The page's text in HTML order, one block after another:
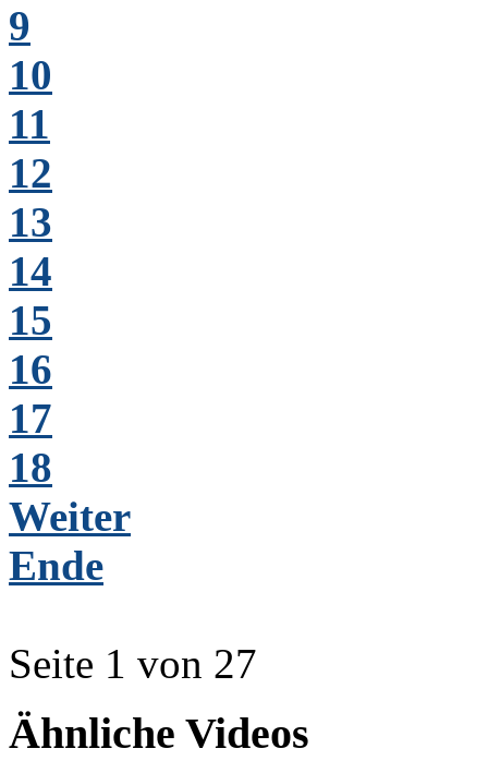
9
10
11
12
13
14
15
16
17
18
Weiter
Ende
Seite 1 von 27
Ähnliche Videos